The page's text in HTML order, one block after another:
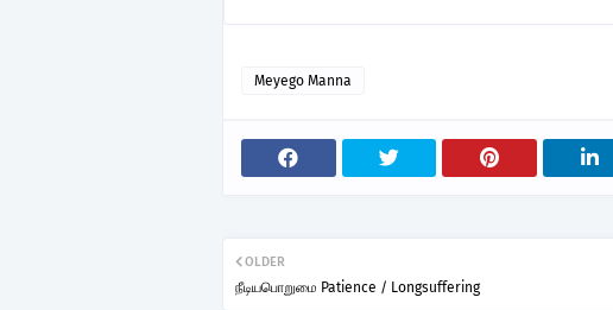
Meyego Manna
OLDER
நீடியபொறுமை Patience / Longsuffering